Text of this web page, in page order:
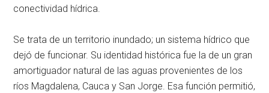
conectividad hídrica.
Se trata de un territorio inundado; un sistema hídrico que
dejó de funcionar. Su identidad histórica fue la de un gran
amortiguador natural de las aguas provenientes de los
ríos Magdalena, Cauca y San Jorge. Esa función permitió,